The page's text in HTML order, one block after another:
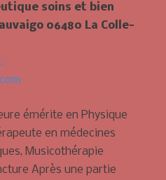
soins et bien
06480 La Colle-
émérite en Physique
en médecines
Musicothérapie
Après une partie